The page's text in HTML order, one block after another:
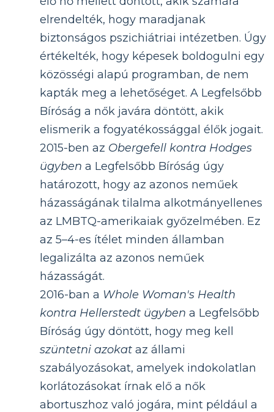
elrendelték, hogy maradjanak
biztonságos pszichiátriai intézetben. Úgy
értékelték, hogy képesek boldogulni egy
közösségi alapú programban, de nem
kapták meg a lehetőséget. A Legfelsőbb
Bíróság a nők javára döntött, akik
elismerik a fogyatékossággal élők jogait.
2015-ben az Obergefell kontra Hodges
ügyben a Legfelsőbb Bíróság úgy
határozott, hogy az azonos neműek
házasságának tilalma alkotmányellenes
az LMBTQ-amerikaiak győzelmében. Ez
az 5–4-es ítélet minden államban
legalizálta az azonos neműek
házasságát.
2016-ban a Whole Woman's Health
kontra Hellerstedt ügyben a Legfelsőbb
Bíróság úgy döntött, hogy meg kell
szüntetni azokat az állami
szabályozásokat, amelyek indokolatlan
korlátozásokat írnak elő a nők
abortuszhoz való jogára, mint például a